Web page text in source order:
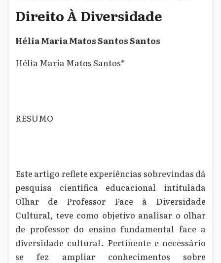
Direito À Diversidade
Hélia Maria Matos Santos Santos
Hélia Maria Matos Santos*
RESUMO
Este artigo reflete experiências sobrevindas dá
pesquisa científica educacional intitulada
Olhar de Professor Face à Diversidade
Cultural, teve como objetivo analisar o olhar
de professor do ensino fundamental face a
diversidade cultural. Pertinente e necessário
se fez ampliar conhecimentos sobre